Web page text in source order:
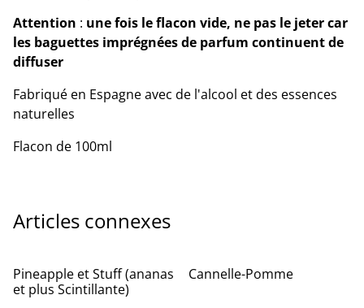
Attention : une fois le flacon vide, ne pas le jeter car
les baguettes imprégnées de parfum continuent de
diffuser
Fabriqué en Espagne avec de l'alcool et des essences
naturelles
Flacon de 100ml
Articles connexes
Pineapple et Stuff (ananas
et plus Scintillante)
Cannelle-Pomme